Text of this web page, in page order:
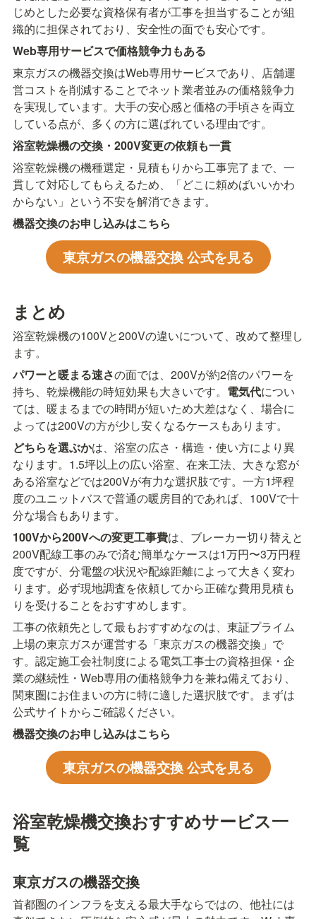
じめとした必要な資格保有者が工事を担当することが組
織的に担保されており、安全性の面でも安心です。
Web専用サービスで価格競争力もある
東京ガスの機器交換はWeb専用サービスであり、店舗運
営コストを削減することでネット業者並みの価格競争力
を実現しています。大手の安心感と価格の手頃さを両立
している点が、多くの方に選ばれている理由です。
浴室乾燥機の交換・200V変更の依頼も一貫
浴室乾燥機の機種選定・見積もりから工事完了まで、一
貫して対応してもらえるため、「どこに頼めばいいかわ
からない」という不安を解消できます。
機器交換のお申し込みはこちら
東京ガスの機器交換 公式を見る
まとめ
浴室乾燥機の100Vと200Vの違いについて、改めて整理し
ます。
パワーと暖まる速さの面では、200Vが約2倍のパワーを
持ち、乾燥機能の時短効果も大きいです。 電気代につい
ては、暖まるまでの時間が短いため大差はなく、場合に
よっては200Vの方が少し安くなるケースもあります。
どちらを選ぶかは、浴室の広さ・構造・使い方により異
なります。1.5坪以上の広い浴室、在来工法、大きな窓が
ある浴室などでは200Vが有力な選択肢です。一方1坪程
度のユニットバスで普通の暖房目的であれば、100Vで十
分な場合もあります。
100Vから200Vへの変更工事費は、ブレーカー切り替えと
200V配線工事のみで済む簡単なケースは1万円〜3万円程
度ですが、分電盤の状況や配線距離によって大きく変わ
ります。必ず現地調査を依頼してから正確な費用見積も
りを受けることをおすすめします。
工事の依頼先として最もおすすめなのは、東証プライム
上場の東京ガスが運営する「東京ガスの機器交換」で
す。認定施工会社制度による電気工事士の資格担保・企
業の継続性・Web専用の価格競争力を兼ね備えており、
関東圏にお住まいの方に特に適した選択肢です。まずは
公式サイトからご確認ください。
機器交換のお申し込みはこちら
東京ガスの機器交換 公式を見る
浴室乾燥機交換おすすめサービス一
覧
東京ガスの機器交換
首都圏のインフラを支える最大手ならではの、他社には